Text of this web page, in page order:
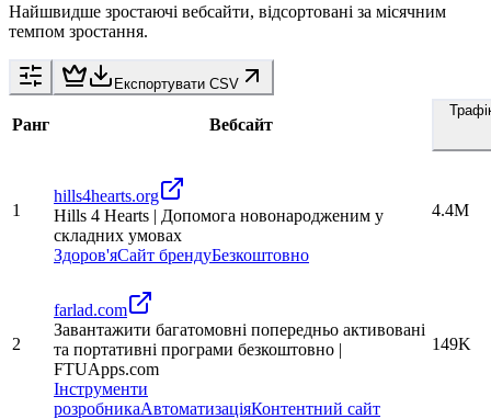
Найшвидше зростаючі вебсайти, відсортовані за місячним
темпом зростання.
Експортувати CSV
Ранг Вебсайт
1
hills4hearts.org
Hills 4 Hearts | Допомога новонародженим у
складних умовах
Здоров'яСайт брендуБезкоштовно
4.4M
2
farlad.com
Завантажити багатомовні попередньо активовані
та портативні програми безкоштовно |
FTUApps.com
Інструменти
розробникаАвтоматизаціяКонтентний сайт
149K